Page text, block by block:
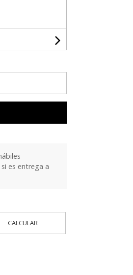
es entrega a
CALCULAR